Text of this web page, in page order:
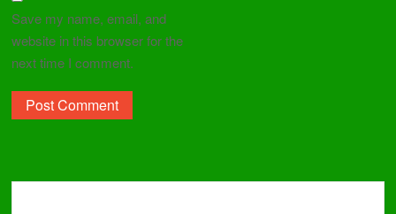
Save my name, email, and
website in this browser for the
next time I comment.